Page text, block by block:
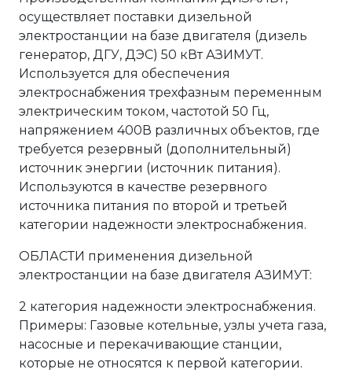
осуществляет поставки дизельной
электростанции на базе двигателя (дизель
генератор, ДГУ, ДЭС) 50 кВт АЗИМУТ.
Используется для обеспечения
электроснабжения трехфазным переменным
электрическим током, частотой 50 Гц,
напряжением 400В различных объектов, где
требуется резервный (дополнительный)
источник энергии (источник питания).
Используются в качестве резервного
источника питания по второй и третьей
категории надежности электроснабжения.
ОБЛАСТИ применения дизельной
электростанции на базе двигателя АЗИМУТ:
2 категория надежности электроснабжения.
Примеры: Газовые котельные, узлы учета газа,
насосные и перекачивающие станции,
которые не относятся к первой категории.